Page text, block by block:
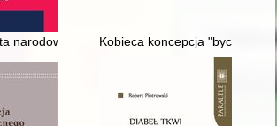
narodowościowa : dramat ludności Pomorza
Kobieca koncepcja "bycia-w-